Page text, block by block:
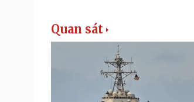
Quan sát